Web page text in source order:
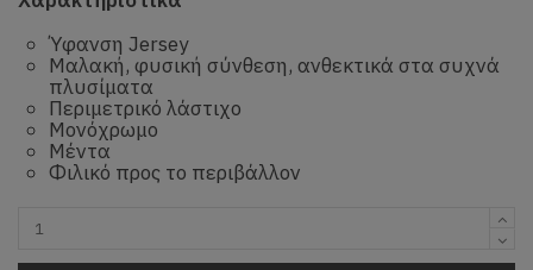
Ύφανση Jersey
Μαλακή, φυσική σύνθεση, ανθεκτικά στα συχνά
πλυσίματα
Περιμετρικό λάστιχο
Μονόχρωμο
Μέντα
Φιλικό προς το περιβάλλον